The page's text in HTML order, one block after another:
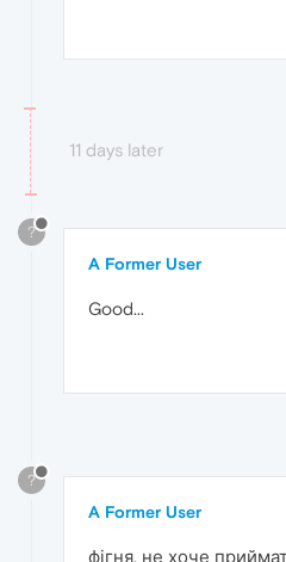
11 days later
?
A Former User
Good...
?
A Former User
фігня. не хоче